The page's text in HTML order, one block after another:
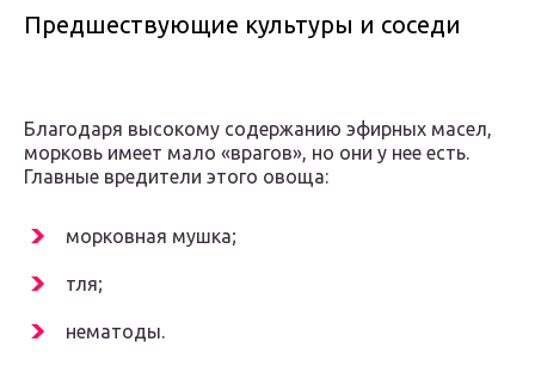
Предшествующие культуры и соседи
Благодаря высокому содержанию эфирных масел,
морковь имеет мало «врагов», но они у нее есть.
Главные вредители этого овоща:
морковная мушка;
тля;
нематоды.